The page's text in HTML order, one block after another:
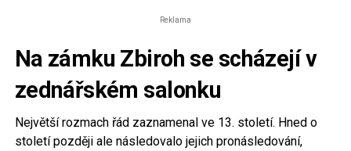
Reklama
Na zámku Zbiroh se scházejí v
zednářském salonku
Největší rozmach řád zaznamenal ve 13. století. Hned o
století později ale následovalo jejich pronásledování,